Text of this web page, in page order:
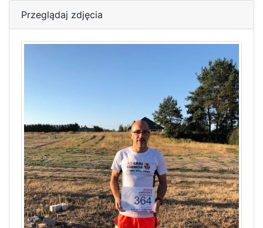
Przeglądaj zdjęcia